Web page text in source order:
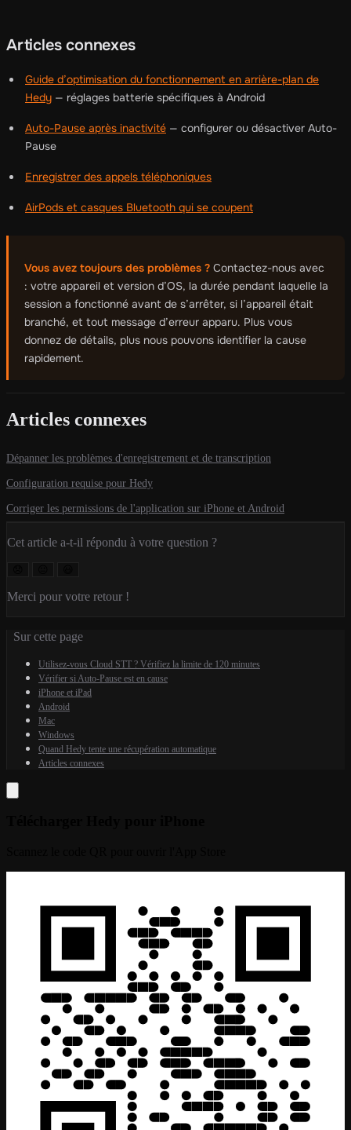
Articles connexes
Guide d’optimisation du fonctionnement en arrière-plan de
Hedy — réglages batterie spécifiques à Android
Auto-Pause après inactivité — configurer ou désactiver Auto-
Pause
Enregistrer des appels téléphoniques
AirPods et casques Bluetooth qui se coupent
Vous avez toujours des problèmes ? Contactez-nous avec
: votre appareil et version d’OS, la durée pendant laquelle la
session a fonctionné avant de s’arrêter, si l’appareil était
branché, et tout message d’erreur apparu. Plus vous
donnez de détails, plus nous pouvons identifier la cause
rapidement.
Articles connexes
Dépanner les problèmes d'enregistrement et de transcription
Configuration requise pour Hedy
Corriger les permissions de l'application sur iPhone et Android
Cet article a-t-il répondu à votre question ?
Merci pour votre retour !
Sur cette page
Utilisez-vous Cloud STT ? Vérifiez la limite de 120 minutes
Vérifier si Auto-Pause est en cause
iPhone et iPad
Android
Mac
Windows
Quand Hedy tente une récupération automatique
Articles connexes